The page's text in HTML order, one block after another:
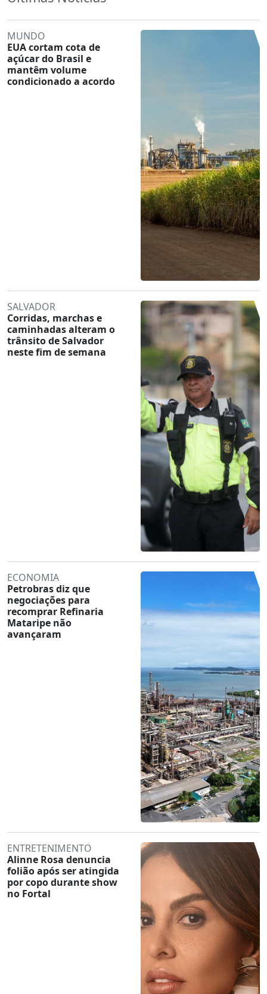
MUNDO
EUA cortam cota de
açúcar do Brasil e
mantêm volume
condicionado a acordo
SALVADOR
Corridas, marchas e
caminhadas alteram o
trânsito de Salvador
neste fim de semana
ECONOMIA
Petrobras diz que
negociações para
recomprar Refinaria
Mataripe não
avançaram
ENTRETENIMENTO
Alinne Rosa denuncia
folião após ser atingida
por copo durante show
no Fortal